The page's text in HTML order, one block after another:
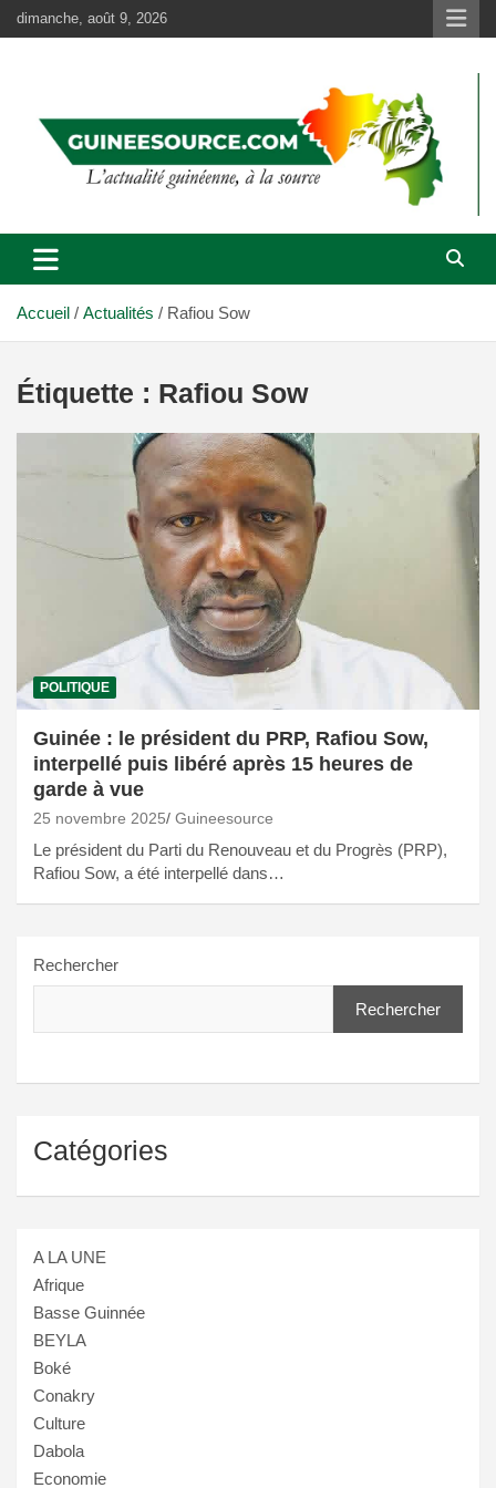
Aller
au
dimanche, août 9, 2026
Accueil Actualités Rafiou Sow
Étiquette : Rafiou Sow
POLITIQUE
Guinée : le président du PRP, Rafiou Sow,
interpellé puis libéré après 15 heures de
garde à vue
25 novembre 2025 Guineesource
Le président du Parti du Renouveau et du Progrès (PRP),
Rafiou Sow, a été interpellé dans…
Rechercher
Rechercher
Catégories
A LA UNE
Afrique
Basse Guinnée
BEYLA
Boké
Conakry
Culture
Dabola
Economie